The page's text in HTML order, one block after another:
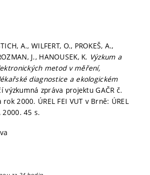
A., WILFERT, O., PROKEŠ, A.,
J., HANOUSEK, K. Výzkum a
metod v měření,
diagnostice a ekologickém
výzkumná zpráva projektu GAČR č.
2000. ÚREL FEI VUT v Brně: ÚREL
2000. 45 s.